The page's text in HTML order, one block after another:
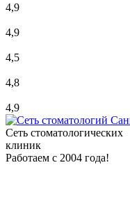
4,9
4,9
4,5
4,8
4,9
Сеть стоматологических
клиник
Работаем с 2004 года!